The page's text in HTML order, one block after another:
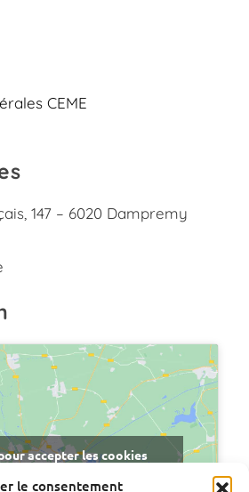
le consentement
CEME
147 – 6020 Dampremy
accepter les cookies